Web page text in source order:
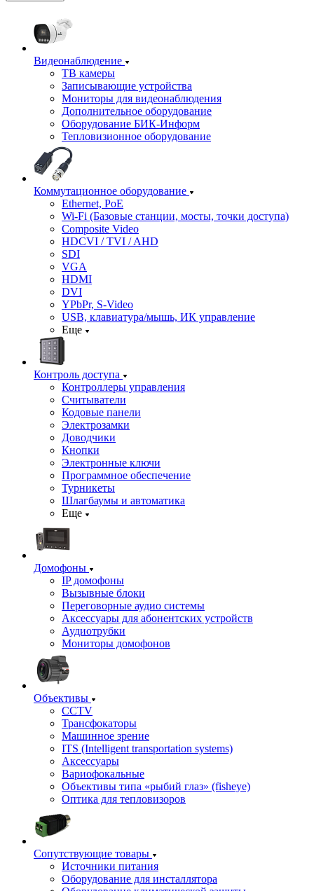
Видеонаблюдение
ТВ камеры
Записывающие устройства
Мониторы для видеонаблюдения
Дополнительное оборудование
Оборудование БИК-Информ
Тепловизионное оборудование
Коммутационное оборудование
Ethernet, PoE
Wi-Fi (Базовые станции, мосты, точки доступа)
Composite Video
HDCVI / TVI / AHD
SDI
VGA
HDMI
DVI
YPbPr, S-Video
USB, клавиатура/мышь, ИК управление
Еще
Контроль доступа
Контроллеры управления
Считыватели
Кодовые панели
Электрозамки
Доводчики
Кнопки
Электронные ключи
Программное обеспечение
Турникеты
Шлагбаумы и автоматика
Еще
Домофоны
IP домофоны
Вызывные блоки
Переговорные аудио системы
Аксессуары для абонентских устройств
Аудиотрубки
Мониторы домофонов
Объективы
CCTV
Трансфокаторы
Машинное зрение
ITS (Intelligent transportation systems)
Аксессуары
Вариофокальные
Объективы типа «рыбий глаз» (fisheye)
Оптика для тепловизоров
Сопутствующие товары
Источники питания
Оборудование для инсталлятора